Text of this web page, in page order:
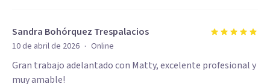
Sandra Bohórquez Trespalacios
10 de abril de 2026 · Online
Gran trabajo adelantado con Matty, excelente profesional y
muy amable!